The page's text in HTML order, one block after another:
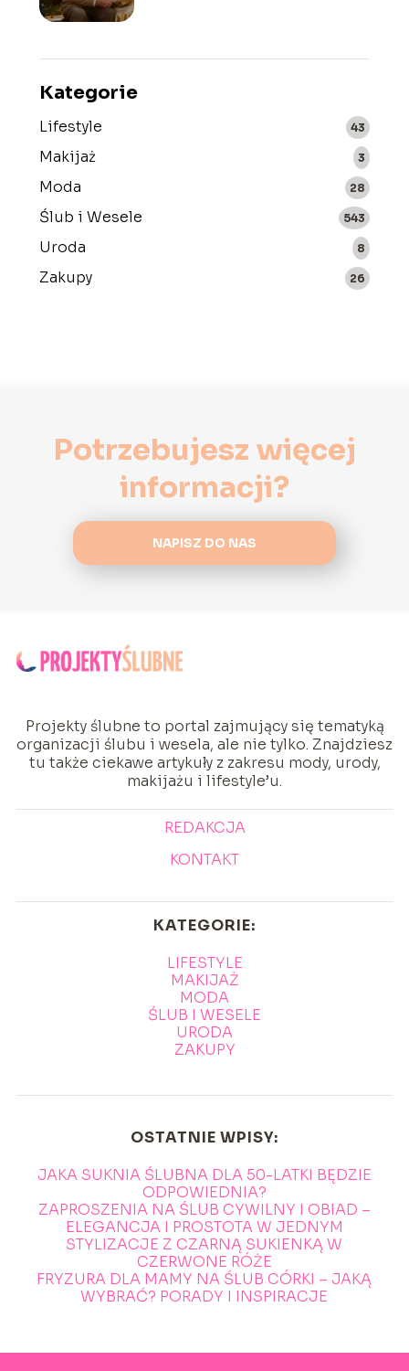
Kategorie
Lifestyle 43
Makijaż 3
Moda 28
Ślub i Wesele 543
Uroda 8
Zakupy 26
Potrzebujesz więcej
informacji?
NAPISZ DO NAS
Projekty ślubne to portal zajmujący się tematyką
organizacji ślubu i wesela, ale nie tylko. Znajdziesz
tu także ciekawe artykuły z zakresu mody, urody,
makijażu i lifestyle’u.
REDAKCJA
KONTAKT
KATEGORIE:
LIFESTYLE
MAKIJAŻ
MODA
ŚLUB I WESELE
URODA
ZAKUPY
OSTATNIE WPISY:
JAKA SUKNIA ŚLUBNA DLA 50-LATKI BĘDZIE
ODPOWIEDNIA?
ZAPROSZENIA NA ŚLUB CYWILNY I OBIAD –
ELEGANCJA I PROSTOTA W JEDNYM
STYLIZACJE Z CZARNĄ SUKIENKĄ W
CZERWONE RÓŻE
FRYZURA DLA MAMY NA ŚLUB CÓRKI – JAKĄ
WYBRAĆ? PORADY I INSPIRACJE